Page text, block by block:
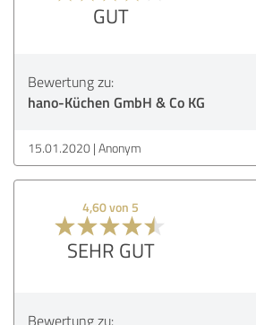
GUT
Bewertung zu:
hano-Küchen GmbH & Co KG
15.01.2020 Anonym
4,60 von 5
SEHR GUT
Bewertung zu: